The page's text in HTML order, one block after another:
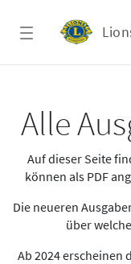
Alle
Auf dieser Seite
können als PDF
Die neueren
über
Ab 2024 erscheinen